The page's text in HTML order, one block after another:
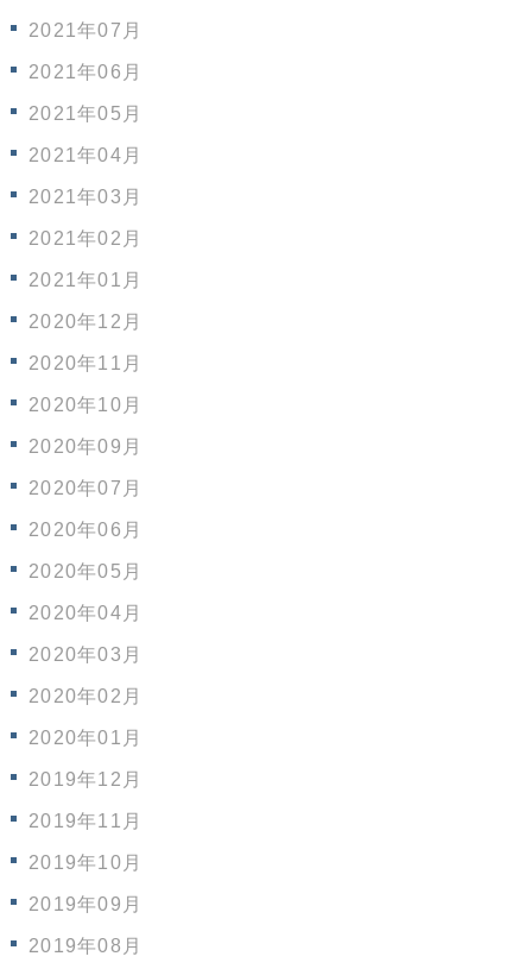
2021年07月
2021年06月
2021年05月
2021年04月
2021年03月
2021年02月
2021年01月
2020年12月
2020年11月
2020年10月
2020年09月
2020年07月
2020年06月
2020年05月
2020年04月
2020年03月
2020年02月
2020年01月
2019年12月
2019年11月
2019年10月
2019年09月
2019年08月